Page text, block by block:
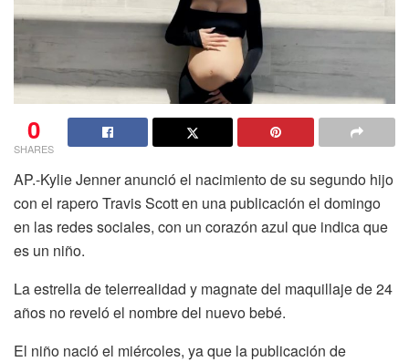
0
SHARES
AP.-Kylie Jenner anunció el nacimiento de su segundo hijo
con el rapero Travis Scott en una publicación el domingo
en las redes sociales, con un corazón azul que indica que
es un niño.
La estrella de telerrealidad y magnate del maquillaje de 24
años no reveló el nombre del nuevo bebé.
El niño nació el miércoles, ya que la publicación de